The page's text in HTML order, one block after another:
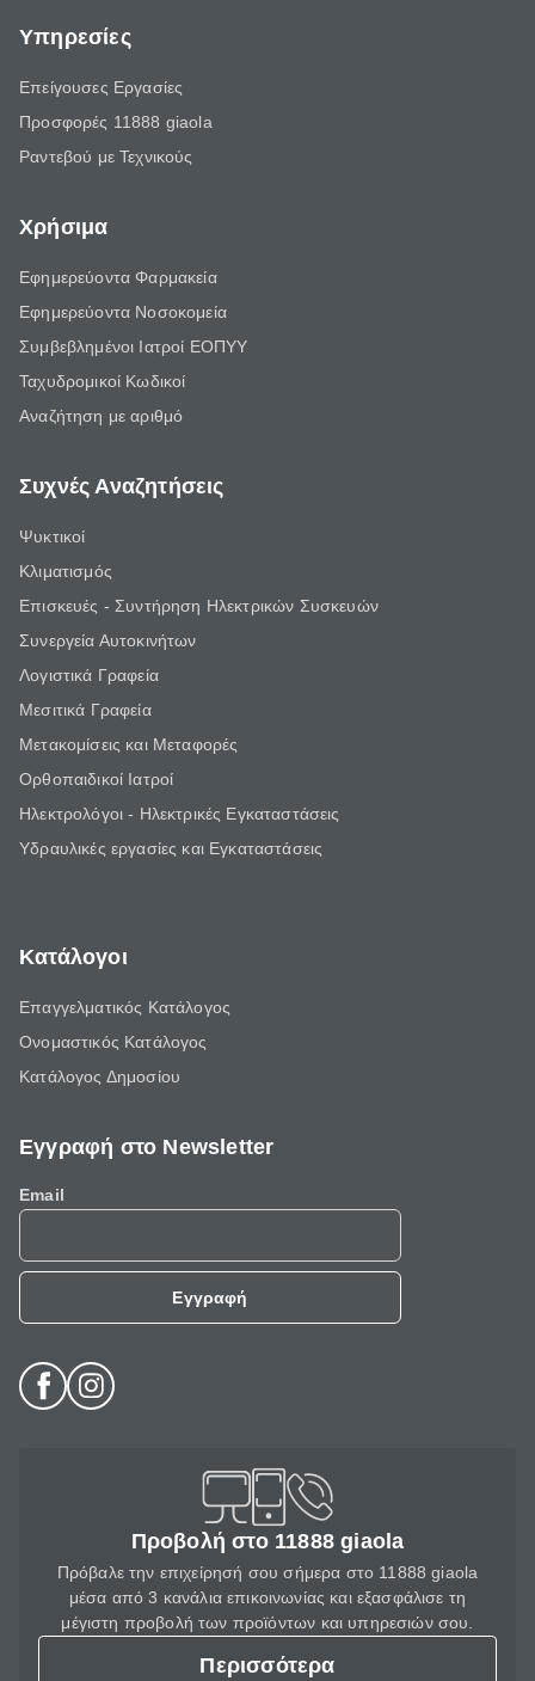
Υπηρεσίες
Επείγουσες Εργασίες
Προσφορές 11888 giaola
Ραντεβού με Τεχνικούς
Χρήσιμα
Εφημερεύοντα Φαρμακεία
Εφημερεύοντα Νοσοκομεία
Συμβεβλημένοι Ιατροί ΕΟΠΥΥ
Ταχυδρομικοί Κωδικοί
Αναζήτηση με αριθμό
Συχνές Αναζητήσεις
Ψυκτικοί
Κλιματισμός
Επισκευές - Συντήρηση Ηλεκτρικών Συσκευών
Συνεργεία Αυτοκινήτων
Λογιστικά Γραφεία
Μεσιτικά Γραφεία
Μετακομίσεις και Μεταφορές
Ορθοπαιδικοί Ιατροί
Ηλεκτρολόγοι - Ηλεκτρικές Εγκαταστάσεις
Υδραυλικές εργασίες και Εγκαταστάσεις
Κατάλογοι
Επαγγελματικός Κατάλογος
Ονομαστικός Κατάλογος
Κατάλογος Δημοσίου
Εγγραφή στο Newsletter
Email
Εγγραφή
Προβολή στο 11888 giaola
Πρόβαλε την επιχείρησή σου σήμερα στο 11888 giaola
μέσα από 3 κανάλια επικοινωνίας και εξασφάλισε τη
μέγιστη προβολή των προϊόντων και υπηρεσιών σου.
Περισσότερα